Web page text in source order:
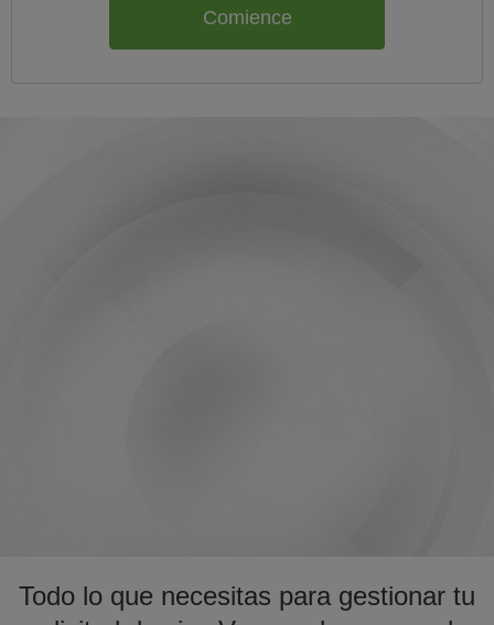
Comience
Todo lo que necesitas para gestionar tu